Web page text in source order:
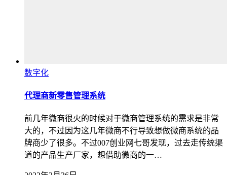
数字化
代理商新零售管理系统
前几年微商很火的时候对于微商管理系统的需求是非常
大的，不过因为这几年微商不行导致想做微商系统的品
牌商少了很多。不过007创业网七哥发现，过去走传统渠
道的产品生产厂家，想借助微商的一…